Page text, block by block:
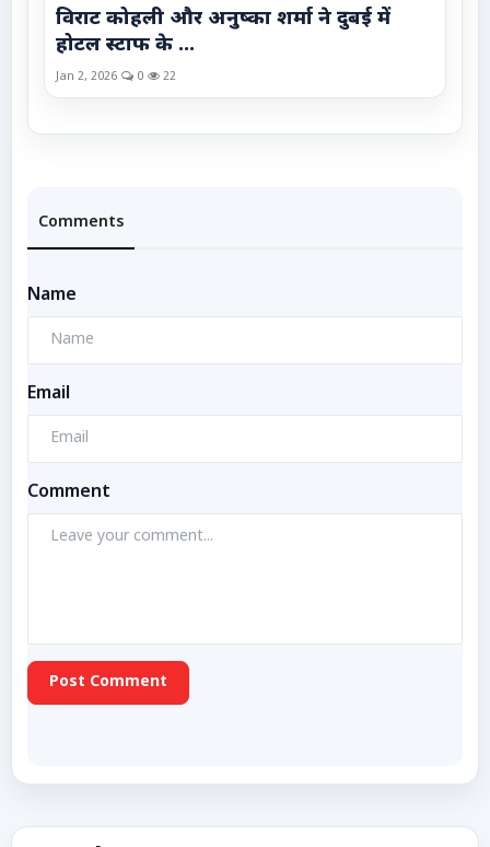
विराट कोहली और अनुष्का शर्मा ने दुबई में
होटल स्टाफ के ...
Jan 2, 2026 0 22
Comments
Name
Email
Comment
Post Comment